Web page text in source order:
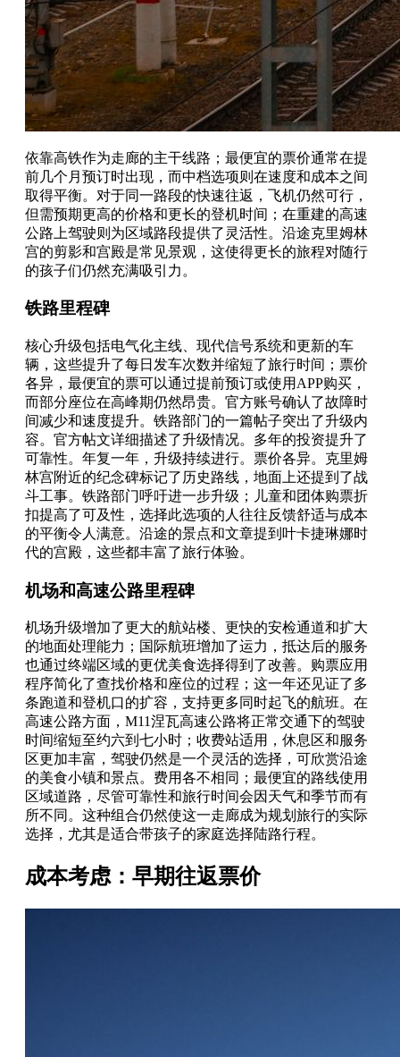
依靠高铁作为走廊的主干线路；最便宜的票价通常在提
前几个月预订时出现，而中档选项则在速度和成本之间
取得平衡。对于同一路段的快速往返，飞机仍然可行，
但需预期更高的价格和更长的登机时间；在重建的高速
公路上驾驶则为区域路段提供了灵活性。沿途克里姆林
宫的剪影和宫殿是常见景观，这使得更长的旅程对随行
的孩子们仍然充满吸引力。
铁路里程碑
核心升级包括电气化主线、现代信号系统和更新的车
辆，这些提升了每日发车次数并缩短了旅行时间；票价
各异，最便宜的票可以通过提前预订或使用APP购买，
而部分座位在高峰期仍然昂贵。官方账号确认了故障时
间减少和速度提升。铁路部门的一篇帖子突出了升级内
容。官方帖文详细描述了升级情况。多年的投资提升了
可靠性。年复一年，升级持续进行。票价各异。克里姆
林宫附近的纪念碑标记了历史路线，地面上还提到了战
斗工事。铁路部门呼吁进一步升级；儿童和团体购票折
扣提高了可及性，选择此选项的人往往反馈舒适与成本
的平衡令人满意。沿途的景点和文章提到叶卡捷琳娜时
代的宫殿，这些都丰富了旅行体验。
机场和高速公路里程碑
机场升级增加了更大的航站楼、更快的安检通道和扩大
的地面处理能力；国际航班增加了运力，抵达后的服务
也通过终端区域的更优美食选择得到了改善。购票应用
程序简化了查找价格和座位的过程；这一年还见证了多
条跑道和登机口的扩容，支持更多同时起飞的航班。在
高速公路方面，M11涅瓦高速公路将正常交通下的驾驶
时间缩短至约六到七小时；收费站适用，休息区和服务
区更加丰富，驾驶仍然是一个灵活的选择，可欣赏沿途
的美食小镇和景点。费用各不相同；最便宜的路线使用
区域道路，尽管可靠性和旅行时间会因天气和季节而有
所不同。这种组合仍然使这一走廊成为规划旅行的实际
选择，尤其是适合带孩子的家庭选择陆路行程。
成本考虑：早期往返票价